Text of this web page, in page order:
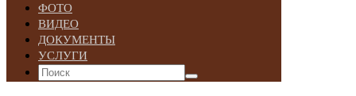
ФОТО
ВИДЕО
ДОКУМЕНТЫ
УСЛУГИ